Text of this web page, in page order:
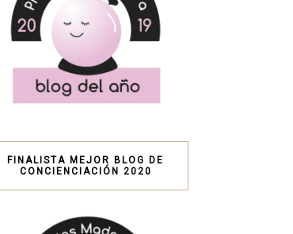
FINALISTA MEJOR BLOG DE
CONCIENCIACIÓN 2020